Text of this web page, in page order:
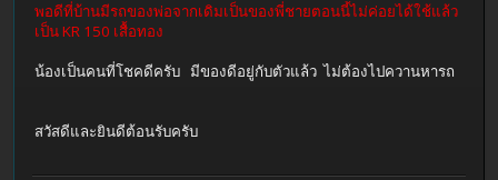
พอดีที่บ้านมีรถของพ่อจากเดิมเป็นของพี่ชายตอนนี้ไม่ค่อยได้ใช้แล้ว
เป็น KR 150 เสื้อทอง
น้องเป็นคนที่โชคดีครับ มีของดีอยู่กับตัวแล้ว ไม่ต้องไปควานหารถ
สวัสดีและยินดีต้อนรับครับ